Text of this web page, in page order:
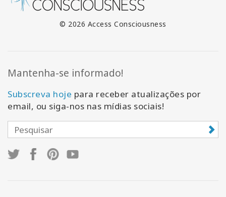
© 2026 Access Consciousness
Mantenha-se informado!
Subscreva hoje para receber atualizações por
email, ou siga-nos nas mídias sociais!